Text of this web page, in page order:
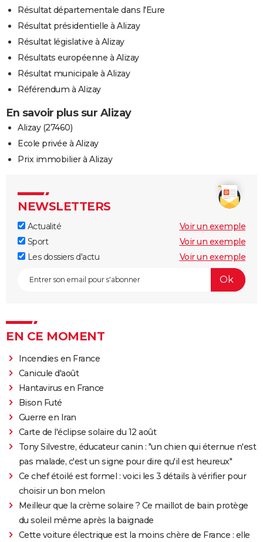
Résultat départementale dans l'Eure
Résultat présidentielle à Alizay
Résultat législative à Alizay
Résultats européenne à Alizay
Résultat municipale à Alizay
Référendum à Alizay
En savoir plus sur Alizay
Alizay (27460)
Ecole privée à Alizay
Prix immobilier à Alizay
NEWSLETTERS
Actualité
Voir un exemple
Sport
Voir un exemple
Les dossiers d'actu
Voir un exemple
EN CE MOMENT
Incendies en France
Canicule d'août
Hantavirus en France
Bison Futé
Guerre en Iran
Carte de l'éclipse solaire du 12 août
Tony Silvestre, éducateur canin : "un chien qui éternue n'est
pas malade, c'est un signe pour dire qu'il est heureux"
Ce chef étoilé est formel : voici les 3 détails à vérifier pour
choisir un bon melon
Meilleur que la crème solaire ? Ce maillot de bain protège
du soleil même après la baignade
Cette voiture électrique est la moins chère de France : elle